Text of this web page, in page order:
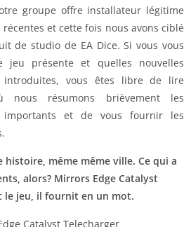
groupe offre installateur légitime
et cette fois nous avons ciblé
de studio de EA Dice. Si vous vous
jeu présente et quelles nouvelles
introduites, vous êtes libre de lire
nous résumons brièvement les
importants et de vous fournir les
histoire, même même ville. Ce qui a
alors? Mirrors Edge Catalyst
le jeu, il fournit en un mot.